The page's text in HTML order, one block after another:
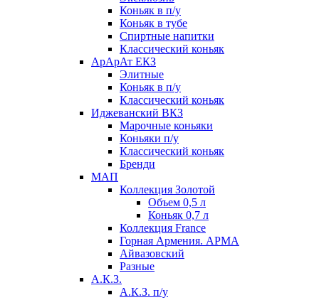
Коньяк в п/у
Коньяк в тубе
Спиртные напитки
Классический коньяк
АрАрАт ЕКЗ
Элитные
Коньяк в п/у
Классический коньяк
Иджеванский ВКЗ
Марочные коньяки
Коньяки п/у
Классический коньяк
Бренди
МАП
Коллекция Золотой
Объем 0,5 л
Коньяк 0,7 л
Коллекция France
Горная Армения. АРМА
Айвазовский
Разные
А.К.З.
А.К.З. п/у